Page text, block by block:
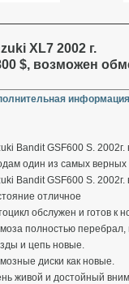
XL7 2002 г.
$, возможен
Bandit GSF600 S. 2002г.
один из самых
Bandit GSF600 S. 2002г.
отличное
обслужен и готов к
полностью
и цепь новые.
диски как новые.
живой и достойный